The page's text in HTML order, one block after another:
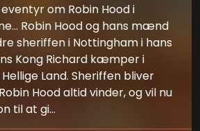
om Robin Hood i
Robin Hood og hans mænd
sheriffen i Nottingham i hans
Kong Richard kæmper i
Land. Sheriffen bliver
Hood altid vinder, og vil nu
til at gi...